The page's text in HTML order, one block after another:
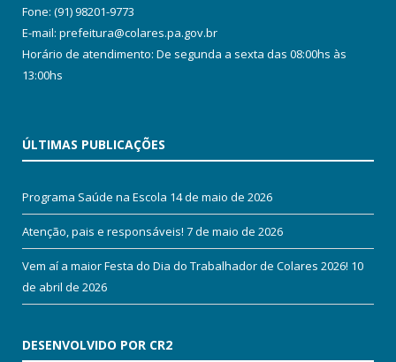
Fone: (91) 98201-9773
E-mail: prefeitura@colares.pa.gov.br
Horário de atendimento: De segunda a sexta das 08:00hs às
13:00hs
ÚLTIMAS PUBLICAÇÕES
Programa Saúde na Escola 14 de maio de 2026
Atenção, pais e responsáveis! 7 de maio de 2026
Vem aí a maior Festa do Dia do Trabalhador de Colares 2026! 10
de abril de 2026
DESENVOLVIDO POR CR2